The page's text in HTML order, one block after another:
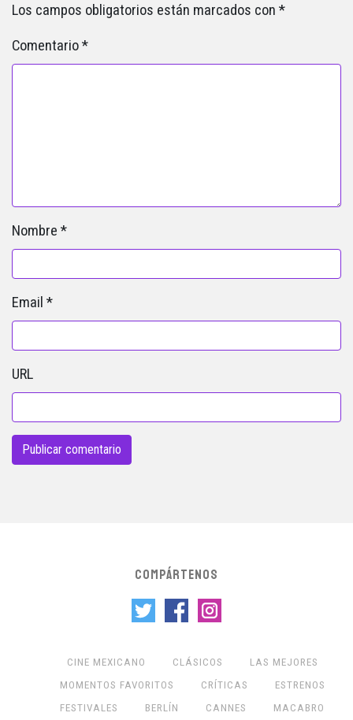
Los campos obligatorios están marcados con *
Comentario*
Nombre *
Email *
URL
COMPÁRTENOS
CINE MEXICANO CLÁSICOS
LAS MEJORES
MOMENTOS FAVORITOS
CRÍTICAS
ESTRENOS
FESTIVALES
BERLÍN CANNES MACABRO